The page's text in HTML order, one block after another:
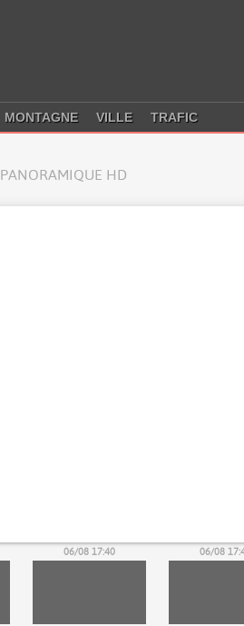
MONTAGNE VILLE TRAFIC
PANORAMIQUE HD
06/08 17:40 06/08